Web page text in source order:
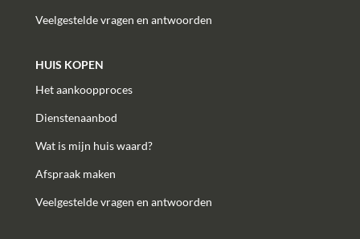
Veelgestelde vragen en antwoorden
HUIS KOPEN
Het aankoopproces
Dienstenaanbod
Wat is mijn huis waard?
Afspraak maken
Veelgestelde vragen en antwoorden